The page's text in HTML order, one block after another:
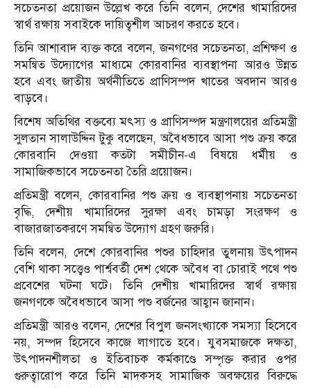
সচেতনতা প্রয়োজন উল্লেখ করে তিনি বলেন, দেশের খামারিদের
স্বার্থ রক্ষায় সবাইকে দায়িত্বশীল আচরণ করতে হবে।
তিনি আশাবাদ ব্যক্ত করে বলেন, জনগণের সচেতনতা, প্রশিক্ষণ ও
সমন্বিত উদ্যোগের মাধ্যমে কোরবানির ব্যবস্থাপনা আরও উন্নত
হবে এবং জাতীয় অর্থনীতিতে প্রাণিসম্পদ খাতের অবদান আরও
বাড়বে।
বিশেষ অতিথির বক্তব্যে মৎস্য ও প্রাণিসম্পদ মন্ত্রণালয়ের প্রতিমন্ত্রী
সুলতান সালাউদ্দিন টুকু বলেছেন, অবৈধভাবে আসা পশু ক্রয় করে
কোরবানি দেওয়া কতটা সমীচীন-এ বিষয়ে ধর্মীয় ও
সামাজিকভাবে সচেতনতা তৈরি প্রয়োজন।
প্রতিমন্ত্রী বলেন, কোরবানির পশু ক্রয় ও ব্যবস্থাপনায় সচেতনতা
বৃদ্ধি, দেশীয় খামারিদের সুরক্ষা এবং চামড়া সংরক্ষণ ও
বাজারজাতকরণে সমন্বিত উদ্যোগ গ্রহণ জরুরি।
তিনি বলেন, দেশে কোরবানির পশুর চাহিদার তুলনায় উৎপাদন
বেশি থাকা সত্ত্বেও পার্শ্ববর্তী দেশ থেকে অবৈধ বা চোরাই পথে পশু
প্রবেশের ঘটনা ঘটে। তিনি দেশীয় খামারিদের স্বার্থ রক্ষায়
জনগণকে অবৈধভাবে আসা পশু বর্জনের আহ্বান জানান।
প্রতিমন্ত্রী আরও বলেন, দেশের বিপুল জনসংখ্যাকে সমস্যা হিসেবে
নয়, সম্পদ হিসেবে কাজে লাগাতে হবে। যুবসমাজকে দক্ষতা,
উৎপাদনশীলতা ও ইতিবাচক কর্মকাণ্ডে সম্পৃক্ত করার ওপর
গুরুত্বারোপ করে তিনি মাদকসহ সামাজিক অবক্ষয়ের বিরুদ্ধে